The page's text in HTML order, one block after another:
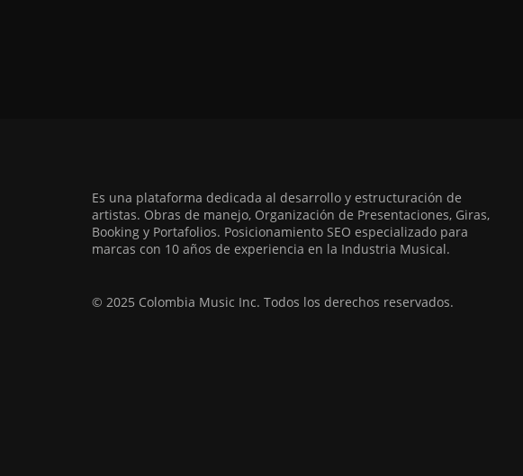
Es una plataforma dedicada al desarrollo y estructuración de
artistas. Obras de manejo, Organización de Presentaciones, Giras,
Booking y Portafolios. Posicionamiento SEO especializado para
marcas con 10 años de experiencia en la Industria Musical.
© 2025 Colombia Music Inc. Todos los derechos reservados.